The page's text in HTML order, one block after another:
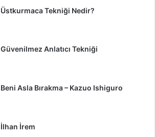
Üstkurmaca Tekniği Nedir?
Güvenilmez Anlatıcı Tekniği
Beni Asla Bırakma – Kazuo Ishiguro
İlhan İrem